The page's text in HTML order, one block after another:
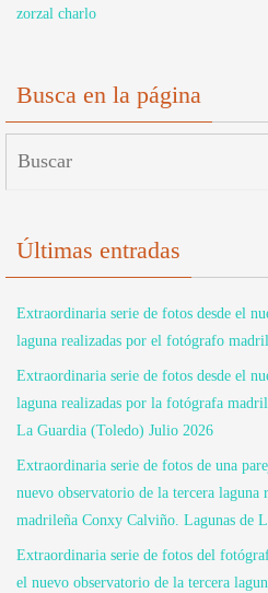
zorzal charlo
Busca en la página
Últimas entradas
Extraordinaria serie de fotos desde el
laguna realizadas por el fotógrafo
Extraordinaria serie de fotos desde el
laguna realizadas por la fotógrafa
La Guardia (Toledo) Julio 2026
Extraordinaria serie de fotos de una
nuevo observatorio de la tercera laguna
madrileña Conxy Calviño. Lagunas de
Extraordinaria serie de fotos del
el nuevo observatorio de la tercera